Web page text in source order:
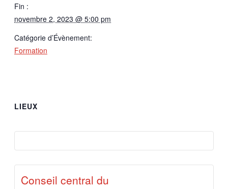
Fin :
novembre 2, 2023 @ 5:00 pm
Catégorie d’Évènement:
Formation
LIEUX
Conseil central du